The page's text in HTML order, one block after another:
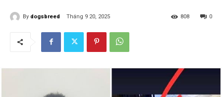
By dogsbreed Tháng 9 20, 2025 0
808